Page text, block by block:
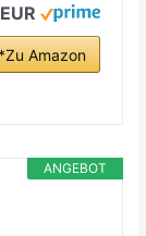
Amazon
ANGEBOT